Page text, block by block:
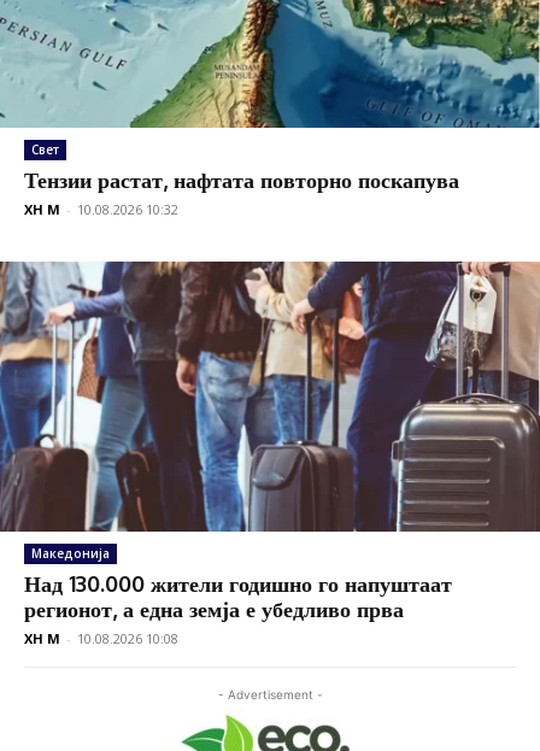
Свет
Тензии растат, нафтата повторно поскапува
XH M - 10.08.2026 10:32
Македонија
Над 130.000 жители годишно го напуштаат
регионот, а една земја е убедливо прва
XH M - 10.08.2026 10:08
- Advertisement -